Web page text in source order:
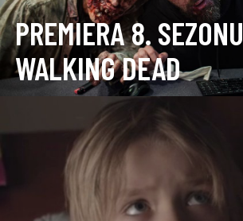
PREMIERA 8. SEZONU
WALKING DEAD